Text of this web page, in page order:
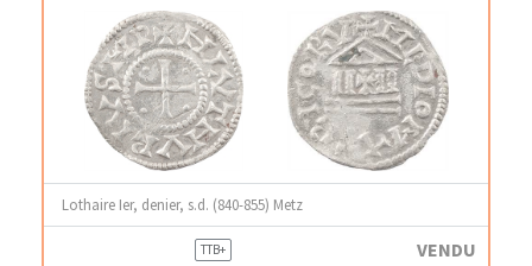
Lothaire Ier, denier, s.d. (840-855) Metz
TTB+ VENDU